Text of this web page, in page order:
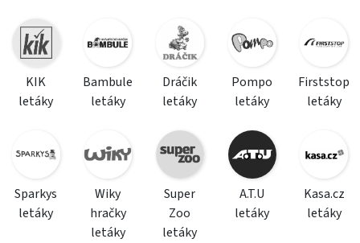
KIK
letáky
Bambule
letáky
Dráčik
letáky
Pompo
letáky
Firststop
letáky
Sparkys
letáky
Wiky
hračky
letáky
Super
Zoo
letáky
A.T.U
letáky
Kasa.cz
letáky